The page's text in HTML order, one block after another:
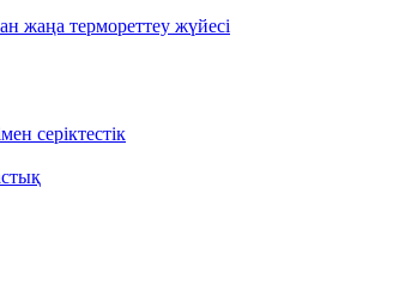
жаңа термореттеу жүйесі
серіктестік